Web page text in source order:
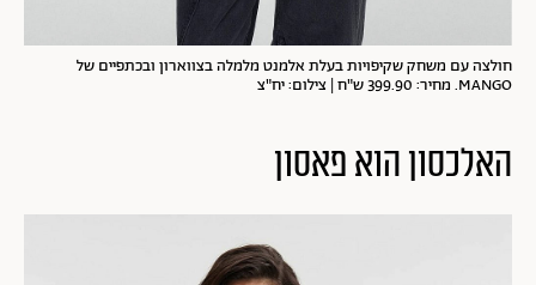
חולצה עם משחק שקיפויות בעלת אלמנט מלמלה בצווארון ובכתפיים של
MANGO. מחיר: 399.90 ש"ח | צילום: יח"צ
האלכסון הוא פאסון